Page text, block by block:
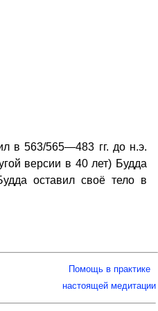
в 563/565—483 гг. до н.э.
версии в 40 лет) Будда
оставил своё тело в
Помощь в практике
настоящей медитации